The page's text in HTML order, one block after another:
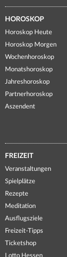
HOROSKOP
Horoskop Heute
Horoskop Morgen
Wochenhoroskop
Monatshoroskop
Jahreshoroskop
Partnerhoroskop
Aszendent
FREIZEIT
Veranstaltungen
Spielplätze
Rezepte
Meditation
Ausflugsziele
Freizeit-Tipps
Ticketshop
Lotto Hessen